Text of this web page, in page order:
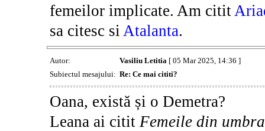
femeilor implicate. Am citit
sa citesc si Atalanta.
Autor: Vasiliu Letitia [ 05 Mar 2025, 14:36 ]
Subiectul mesajului: Re: Ce mai cititi?
Oana, există și o Demetra?
Leana ai citit Femeile din umbra